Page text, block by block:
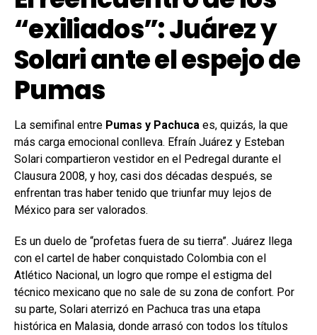
“exiliados”: Juárez y
Solari ante el espejo de
Pumas
La semifinal entre Pumas y Pachuca es, quizás, la que
más carga emocional conlleva. Efraín Juárez y Esteban
Solari compartieron vestidor en el Pedregal durante el
Clausura 2008, y hoy, casi dos décadas después, se
enfrentan tras haber tenido que triunfar muy lejos de
México para ser valorados.
Es un duelo de “profetas fuera de su tierra”. Juárez llega
con el cartel de haber conquistado Colombia con el
Atlético Nacional, un logro que rompe el estigma del
técnico mexicano que no sale de su zona de confort. Por
su parte, Solari aterrizó en Pachuca tras una etapa
histórica en Malasia, donde arrasó con todos los títulos